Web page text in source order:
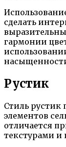
сделать
гармонии
Рустик
Стиль рустик
элементов
отличается
текстурами и